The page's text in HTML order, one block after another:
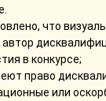
что
автор
в конкурсе;
право
или